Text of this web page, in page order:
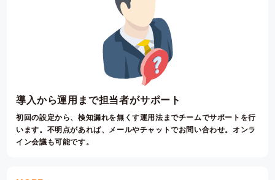
導入から運用まで担当者がサポート
初回の設定から、検知漏れを無くす運用法までチームでサポートを行
います。不明点があれば、メールやチャットでお問い合わせ。オンラ
イン会議も可能です。